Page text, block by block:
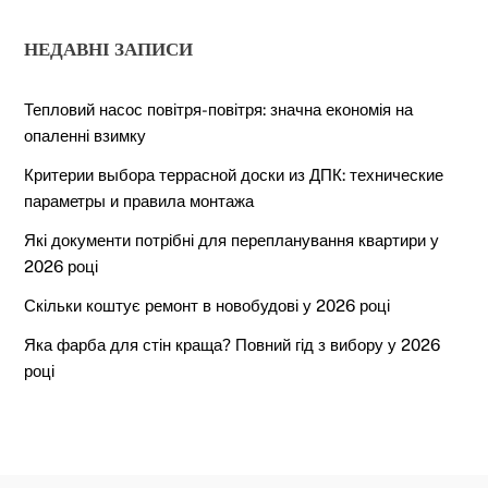
НЕДАВНІ ЗАПИСИ
Тепловий насос повітря-повітря: значна економія на
опаленні взимку
Критерии выбора террасной доски из ДПК: технические
параметры и правила монтажа
Які документи потрібні для перепланування квартири у
2026 році
Скільки коштує ремонт в новобудові у 2026 році
Яка фарба для стін краща? Повний гід з вибору у 2026
році